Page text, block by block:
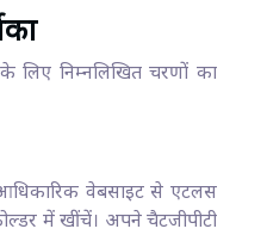
निम्नलिखित चरणों का
वेबसाइट से एटलस
में खींचें। अपने चैटजीपीटी